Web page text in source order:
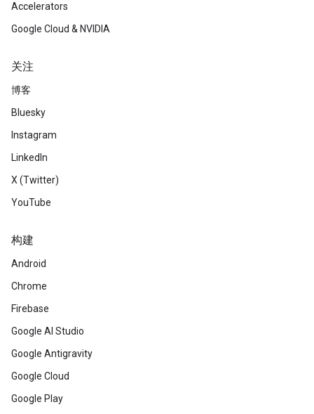
Accelerators
Google Cloud & NVIDIA
关注
博客
Bluesky
Instagram
LinkedIn
X (Twitter)
YouTube
构建
Android
Chrome
Firebase
Google AI Studio
Google Antigravity
Google Cloud
Google Play